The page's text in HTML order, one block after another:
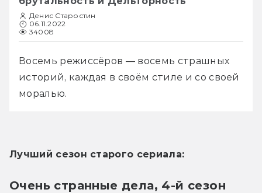
Денис Старостин
06.11.2022
34008
Восемь режиссёров — восемь страшных
историй, каждая в своём стиле и со своей
моралью.
Лучший сезон старого сериала:
Очень странные дела, 4-й сезон